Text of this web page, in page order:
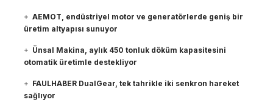
AEMOT, endüstriyel motor ve generatörlerde geniş bir
üretim altyapısı sunuyor
Ünsal Makina, aylık 450 tonluk döküm kapasitesini
otomatik üretimle destekliyor
FAULHABER DualGear, tek tahrikle iki senkron hareket
sağlıyor